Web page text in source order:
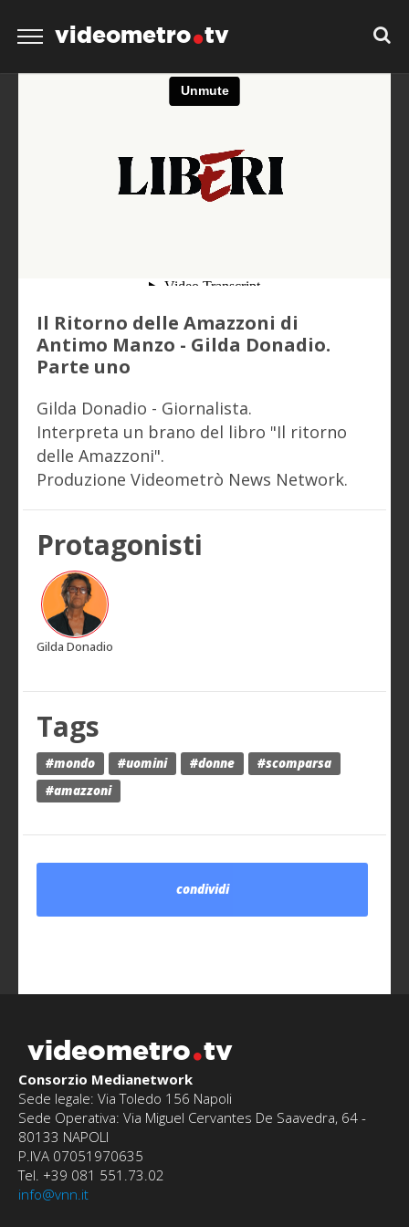
videometro tv
Il Ritorno delle Amazzoni di
Antimo Manzo - Gilda Donadio.
Parte uno
Gilda Donadio - Giornalista.
Interpreta un brano del libro "Il ritorno
delle Amazzoni".
Produzione Videometrò News Network.
Protagonisti
Gilda Donadio
Tags
#mondo #uomini #donne
#scomparsa
#amazzoni
condividi
videometro tv
Consorzio Medianetwork
Sede legale: Via Toledo 156 Napoli
Sede Operativa: Via Miguel Cervantes De Saavedra, 64 -
80133 NAPOLI
P.IVA 07051970635
Tel. +39 081 551.73.02
info@vnn.it